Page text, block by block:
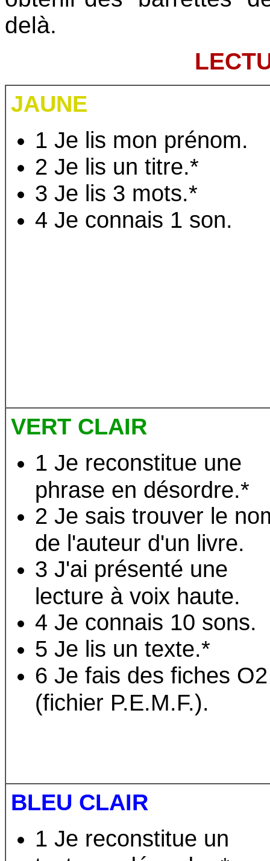
delà.
JAUNE
1 Je lis mon prénom.
2 Je lis un titre.*
3 Je lis 3 mots.*
4 Je connais 1 son.
VERT CLAIR
1 Je reconstitue une
phrase en désordre.*
2 Je sais trouver le
de l'auteur d'un livre.
3 J'ai présenté une
lecture à voix haute.
4 Je connais 10 sons.
5 Je lis un texte.*
6 Je fais des fiches O2
(fichier P.E.M.F.).
BLEU CLAIR
1 Je reconstitue un